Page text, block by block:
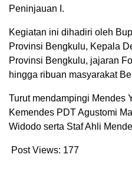
Peninjauan I.
Kegiatan ini dihadiri oleh
Provinsi Bengkulu, Kepala
Provinsi Bengkulu, jajaran
hingga ribuan masyarakat
Turut mendampingi Mendes
Kemendes PDT Agustomi
Widodo serta Staf Ahli
Post Views: 177